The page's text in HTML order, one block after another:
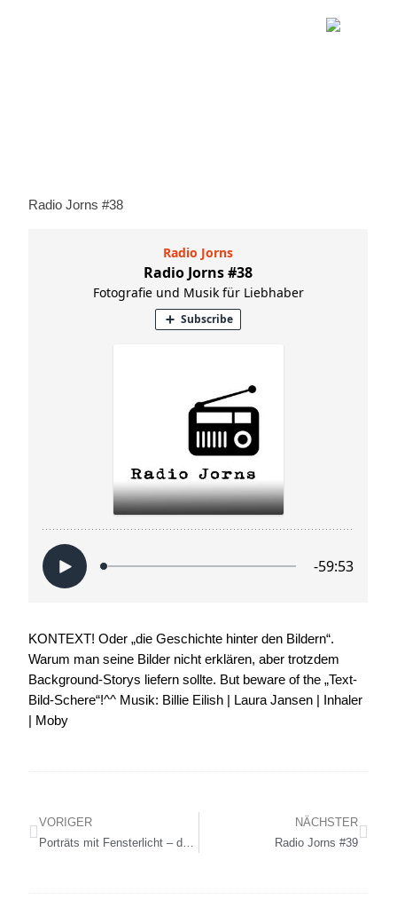
Radio Jorns #38
KONTEXT! Oder „die Geschichte hinter den Bildern“.
Warum man seine Bilder nicht erklären, aber trotzdem
Background-Storys liefern sollte. But beware of the „Text-
Bild-Schere“!^^ Musik: Billie Eilish | Laura Jansen | Inhaler
| Moby
VORIGER
Porträts mit Fensterlicht – das letzte Mal in meinem Atelier in Haan
NÄCHSTER
Radio Jorns #39